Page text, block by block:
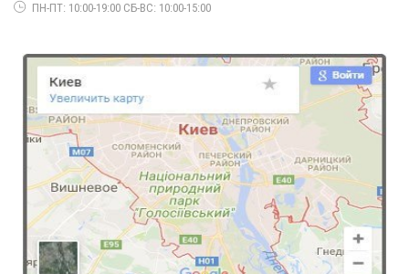
Модне жіноче плаття лапша
510.00грн.
ПН-ПТ: 10:00-19:00 СБ-ВС: 10:00-15:00